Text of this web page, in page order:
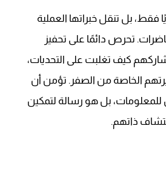
فقط، بل تنقل خبراتها العملية
تحرص دائمًا على تحفيز
كيف تغلبت على التحديات،
الخاصة من الصفر. تؤمن أن
بل هو رسالة لتمكين
ذاتهم.